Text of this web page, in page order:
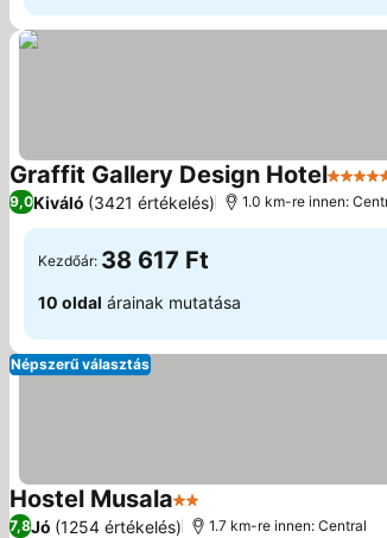
Graffit Gallery Design Hotel5
9,0Kiváló (3421 értékelés) 1.0 km-re innen:
Kezdőár: 38 617 Ft
10 oldal árainak mutatása
Népszerű választás
Hostel Musala2 Kategória
7,8Jó (1254 értékelés) 1.7 km-re innen: Central